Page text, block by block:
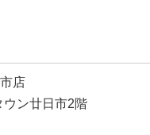
店
ウン廿日市2階